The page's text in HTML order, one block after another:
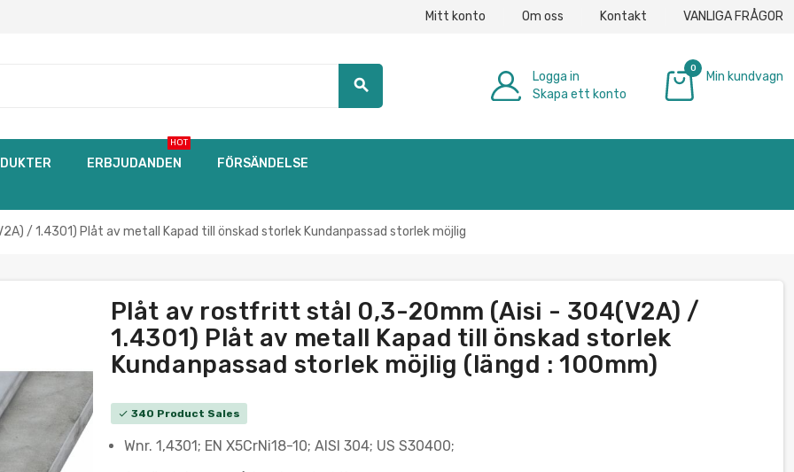
Mitt konto Om oss Kontakt VANLIGA FRÅGOR
search
Logga in
Skapa ett konto
0
Min kundvagn
ERBJUDANDEN
HOT
FÖRSÄNDELSE
/ 1.4301) Plåt av metall Kapad till önskad storlek Kundanpassad storlek möjlig
Plåt av rostfritt stål 0,3-20mm (Aisi - 304(V2A) /
1.4301) Plåt av metall Kapad till önskad storlek
Kundanpassad storlek möjlig (längd : 100mm)
check 340 Product Sales
Wnr. 1,4301; EN X5CrNi18-10; AISI 304; US S30400;